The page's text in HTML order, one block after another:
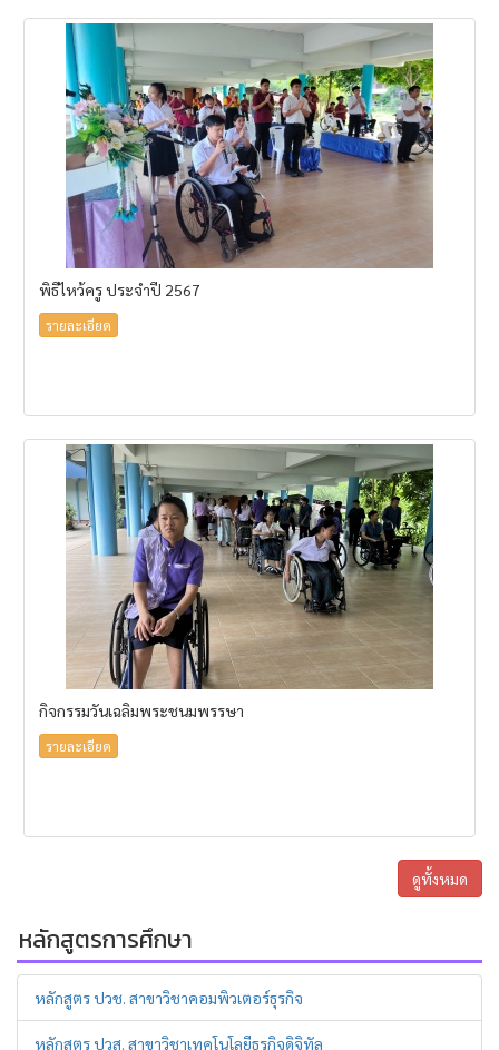
พิธีไหว้ครู ประจำปี 2567
รายละเอียด
กิจกรรมวันเฉลิมพระชนมพรรษา
รายละเอียด
ดูทั้งหมด
หลักสูตรการศึกษา
หลักสูตร ปวช. สาขาวิชาคอมพิวเตอร์ธุรกิจ
หลักสูตร ปวส. สาขาวิชาเทคโนโลยีธุรกิจดิจิทัล